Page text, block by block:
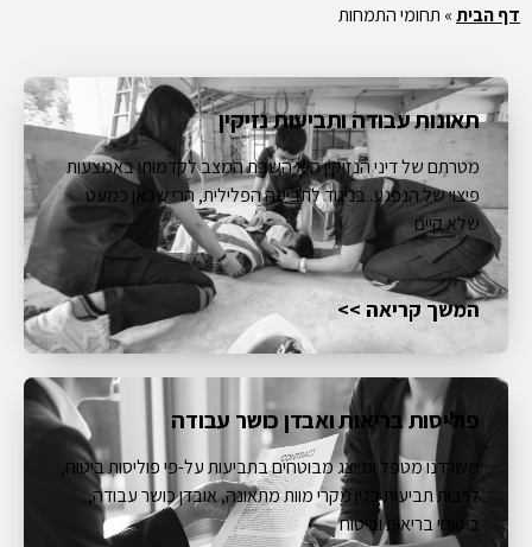
דף הבית» תחומי התמחות
תאונות עבודה ותביעות נזיקין
מטרתם של דיני הנזיקין היא השבת המצב לקדמותו באמצעות
פיצוי של הנפגע. בניגוד לתביעה הפלילית, הרי שכאן כמעט
שלא קיים
המשך קריאה >>
פוליסות בריאות ואבדן כושר עבודה
משרדנו מטפל ומייצג מבוטחים בתביעות על-פי פוליסות ביטוח,
לרבות תביעות בגין מקרי מוות מתאונה, אובדן כושר עבודה,
ביטוחי בריאות וביטוח